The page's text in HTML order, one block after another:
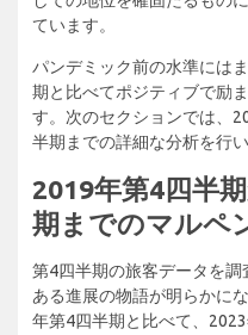
ています。
パンデミック前の水準には
期と比べてポジティブで励
す。次のセクションでは、
半期までの詳細な分析を行い
2019年第4四半
期までのマルペ
第4四半期の旅客データを
ある進展の物語が明らかに
年第4四半期と比べて、